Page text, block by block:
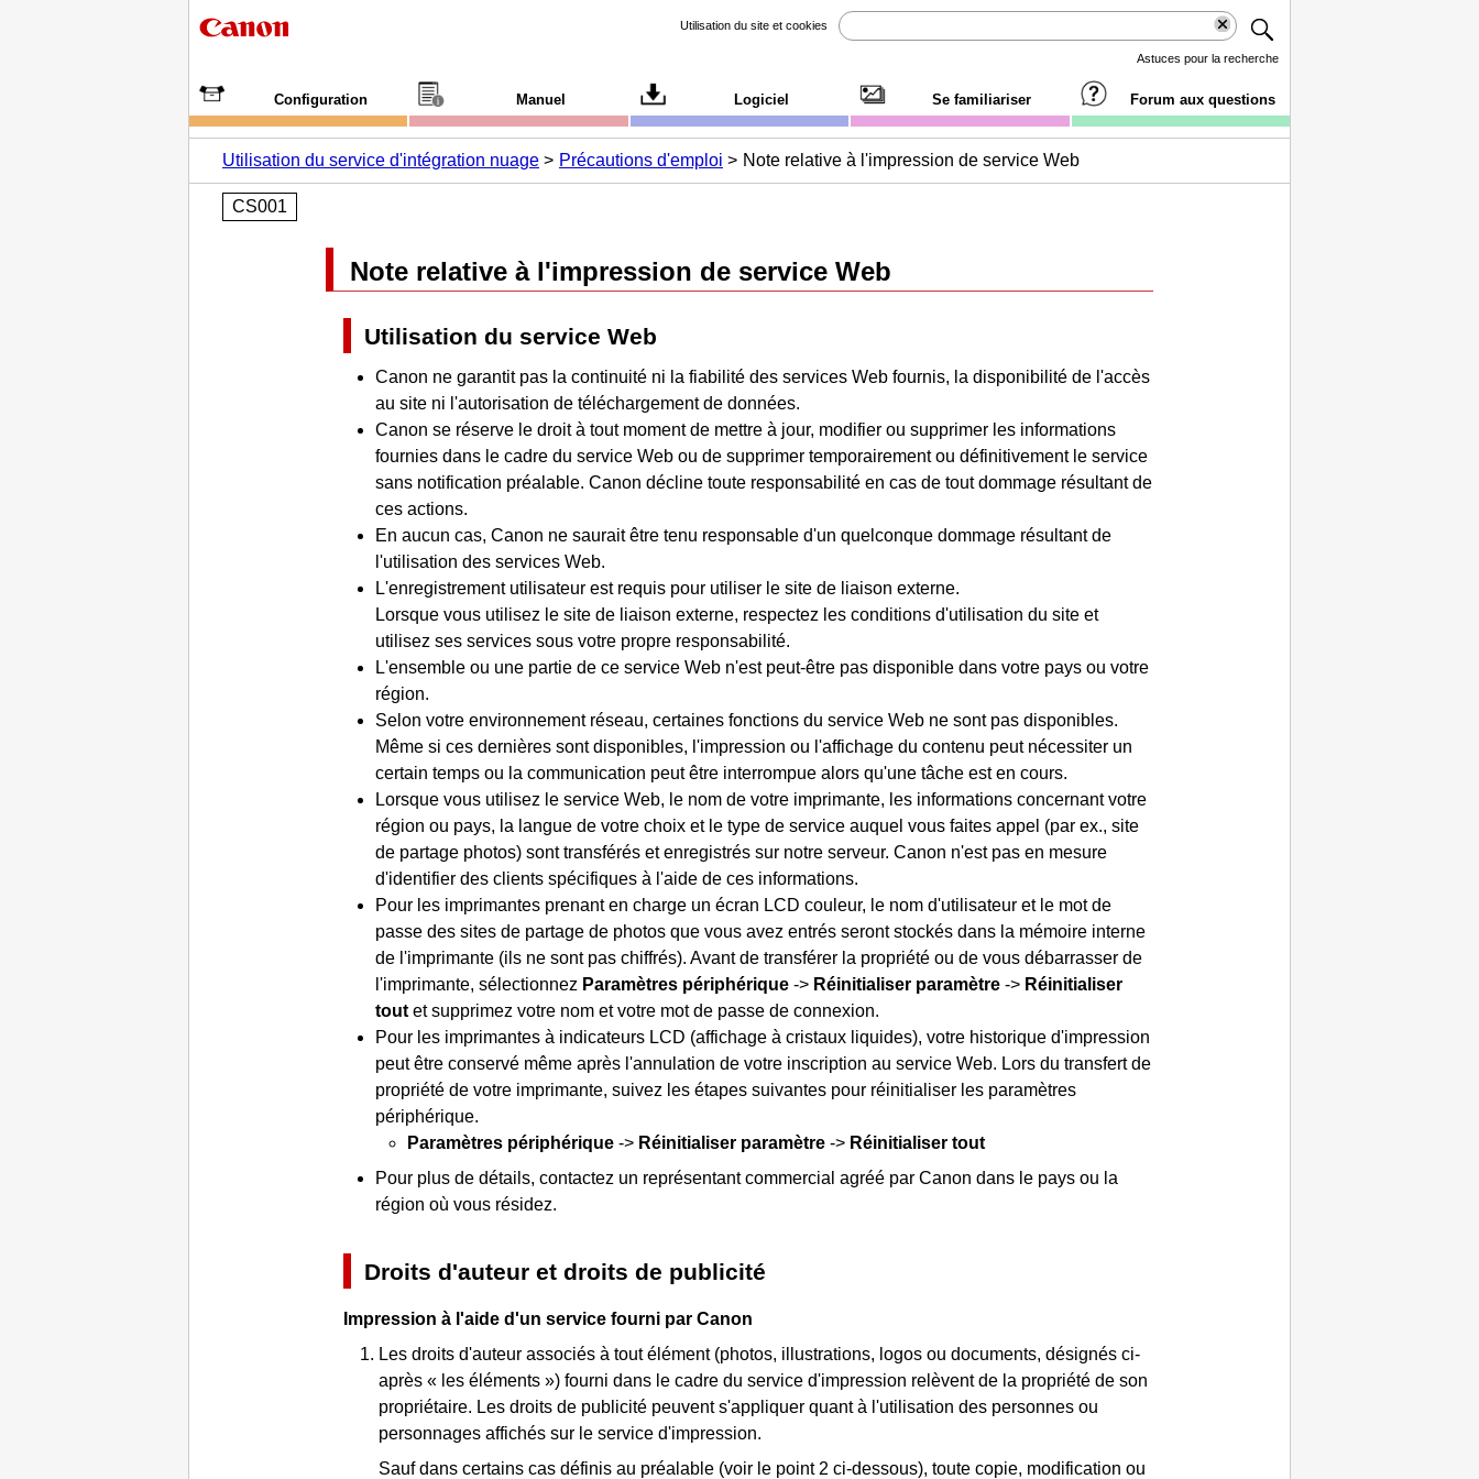
Utilisation du site et cookies
Astuces pour la recherche
Configuration Manuel Logiciel Se familiariser Forum aux questions
Utilisation du service d'intégration nuage Précautions d'emploi Note relative à l'impression de service Web
CS001
Note relative à l'impression de service Web
Utilisation du service Web
Canon ne garantit pas la continuité ni la fiabilité des services Web fournis, la disponibilité de l'accès
au site ni l'autorisation de téléchargement de données.
Canon se réserve le droit à tout moment de mettre à jour, modifier ou supprimer les informations
fournies dans le cadre du service Web ou de supprimer temporairement ou définitivement le service
sans notification préalable. Canon décline toute responsabilité en cas de tout dommage résultant de
ces actions.
En aucun cas, Canon ne saurait être tenu responsable d'un quelconque dommage résultant de
l'utilisation des services Web.
L'enregistrement utilisateur est requis pour utiliser le site de liaison externe.
Lorsque vous utilisez le site de liaison externe, respectez les conditions d'utilisation du site et
utilisez ses services sous votre propre responsabilité.
L'ensemble ou une partie de ce service Web n'est peut-être pas disponible dans votre pays ou votre
région.
Selon votre environnement réseau, certaines fonctions du service Web ne sont pas disponibles.
Même si ces dernières sont disponibles, l'impression ou l'affichage du contenu peut nécessiter un
certain temps ou la communication peut être interrompue alors qu'une tâche est en cours.
Lorsque vous utilisez le service Web, le nom de votre imprimante, les informations concernant votre
région ou pays, la langue de votre choix et le type de service auquel vous faites appel (par ex., site
de partage photos) sont transférés et enregistrés sur notre serveur. Canon n'est pas en mesure
d'identifier des clients spécifiques à l'aide de ces informations.
Pour les imprimantes prenant en charge un écran LCD couleur, le nom d'utilisateur et le mot de
passe des sites de partage de photos que vous avez entrés seront stockés dans la mémoire interne
de l'imprimante (ils ne sont pas chiffrés). Avant de transférer la propriété ou de vous débarrasser de
l'imprimante, sélectionnez Paramètres périphérique-> Réinitialiser paramètre-> Réinitialiser
toutet supprimez votre nom et votre mot de passe de connexion.
Pour les imprimantesà indicateurs LCD (affichage à cristaux liquides), votre historique d'impression
peut être conservé même après l'annulation de votre inscription au service Web. Lors du transfert de
propriété de votre imprimante, suivez les étapes suivantes pour réinitialiser les paramètres
périphérique.
Paramètres périphérique-> Réinitialiser paramètre-> Réinitialiser tout
Pour plus de détails, contactez un représentant commercial agréé par Canon dans le pays ou la
région où vous résidez.
Droits d'auteur et droits de publicité
Impression à l'aide d'un service fourni par Canon
Les droits d'auteur associés à tout élément (photos, illustrations, logos ou documents, désignés ci-
après « les éléments ») fourni dans le cadre du service d'impression relèvent de la propriété de son
propriétaire. Les droits de publicité peuvent s'appliquer quant à l'utilisation des personnes ou
personnages affichés sur le service d'impression.
Sauf dans certains cas définis au préalable (voir le point 2 ci-dessous), toute copie, modification ou